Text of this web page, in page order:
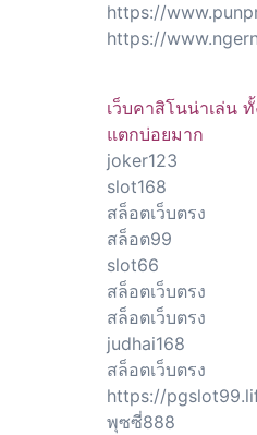
https://
https://
เว็บคาสิโนน่าเล่น ทั้
แตกบ่อยมาก
joker123
slot168
สล็อตเว็บตรง
สล็อต99
slot66
สล็อตเว็บตรง
สล็อตเว็บตรง
judhai168
สล็อตเว็บตรง
https://
พุซซี่888